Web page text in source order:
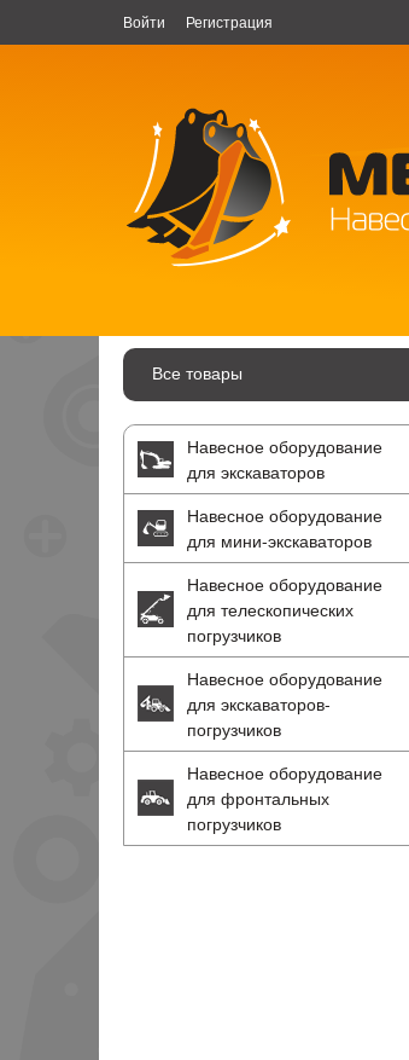
Войти Регистрация
Все товары
Навесное оборудование
для экскаваторов
Навесное оборудование
для мини-экскаваторов
Навесное оборудование
для телескопических
погрузчиков
Навесное оборудование
для экскаваторов-
погрузчиков
Навесное оборудование
для фронтальных
погрузчиков